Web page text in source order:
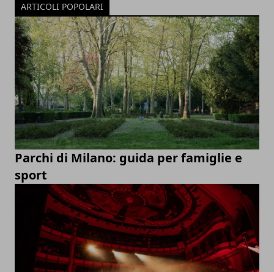
ARTICOLI POPOLARI
Parchi di Milano: guida per famiglie e
sport